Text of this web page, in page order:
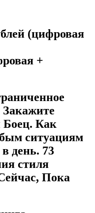
(цифровая
+
Боец. Как
ситуациям
день. 73
стиля
Пока